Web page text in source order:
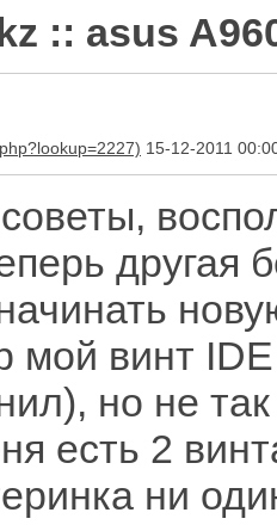
:: asus
15-12-2011
другая
мой винт
но не
есть 2
ни